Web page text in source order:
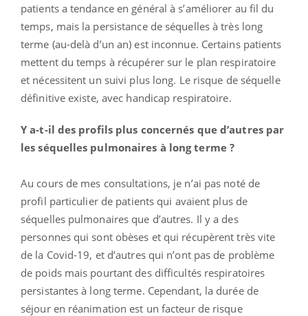
patients a tendance en général à s’améliorer au fil du
temps, mais la persistance de séquelles à très long
terme (au-delà d’un an) est inconnue. Certains patients
mettent du temps à récupérer sur le plan respiratoire
et nécessitent un suivi plus long. Le risque de séquelle
définitive existe, avec handicap respiratoire.
Y a-t-il des profils plus concernés que d’autres par
les séquelles pulmonaires à long terme ?
Au cours de mes consultations, je n’ai pas noté de
profil particulier de patients qui avaient plus de
séquelles pulmonaires que d’autres. Il y a des
personnes qui sont obèses et qui récupèrent très vite
de la Covid-19, et d’autres qui n’ont pas de problème
de poids mais pourtant des difficultés respiratoires
persistantes à long terme. Cependant, la durée de
séjour en réanimation est un facteur de risque